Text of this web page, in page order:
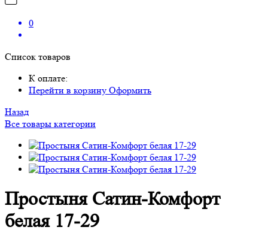
0
Список товаров
К оплате:
Перейти в корзину Оформить
Назад
Все товары категории
Простыня Сатин-Комфорт
белая 17-29